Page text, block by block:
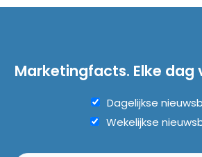
Marketingfacts. Elke dag
Dagelijkse
Wekelijkse